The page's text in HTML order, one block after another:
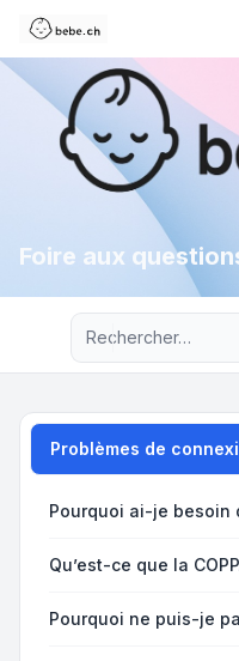
Foire aux
Recherche
Problèmes de
Pourquoi ai-je besoin
Qu’est-ce que la
Pourquoi ne puis-je